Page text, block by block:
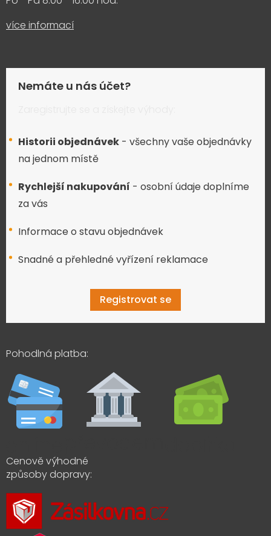
více informací
Nemáte u nás účet?
Historii objednávek - všechny vaše objednávky
na jednom místě
Rychlejší nakupování - osobní údaje doplníme
za vás
Informace o stavu objednávek
Snadné a přehledné vyřízení reklamace
Registrovat se
Pohodlná platba:
Cenově výhodné
způsoby dopravy: